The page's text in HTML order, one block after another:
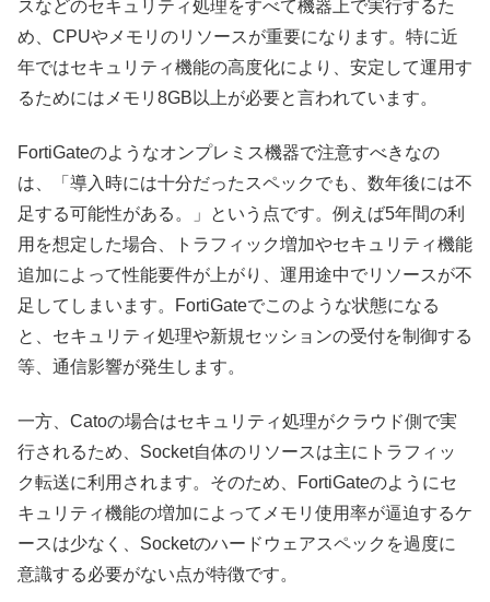
スなどのセキュリティ処理をすべて機器上で実行するた
め、CPUやメモリのリソースが重要になります。特に近
年ではセキュリティ機能の高度化により、安定して運用す
るためにはメモリ8GB以上が必要と言われています。
FortiGateのようなオンプレミス機器で注意すべきなの
は、「導入時には十分だったスペックでも、数年後には不
足する可能性がある。」という点です。例えば5年間の利
用を想定した場合、トラフィック増加やセキュリティ機能
追加によって性能要件が上がり、運用途中でリソースが不
足してしまいます。FortiGateでこのような状態になる
と、セキュリティ処理や新規セッションの受付を制御する
等、通信影響が発生します。
一方、Catoの場合はセキュリティ処理がクラウド側で実
行されるため、Socket自体のリソースは主にトラフィッ
ク転送に利用されます。そのため、FortiGateのようにセ
キュリティ機能の増加によってメモリ使用率が逼迫するケ
ースは少なく、Socketのハードウェアスペックを過度に
意識する必要がない点が特徴です。